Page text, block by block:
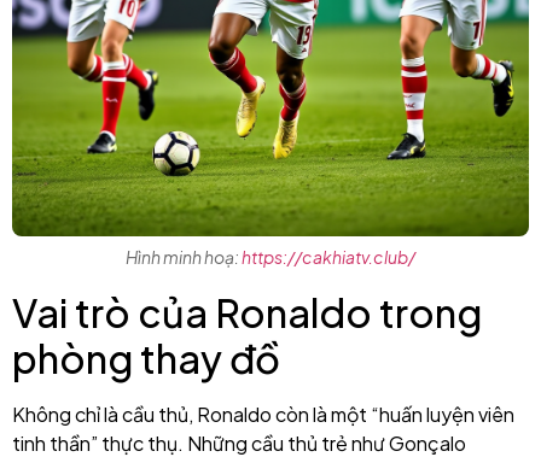
Hình minh hoạ: https://cakhiatv.club/
Vai trò của Ronaldo trong
phòng thay đồ
Không chỉ là cầu thủ, Ronaldo còn là một “huấn luyện viên
tinh thần” thực thụ. Những cầu thủ trẻ như Gonçalo